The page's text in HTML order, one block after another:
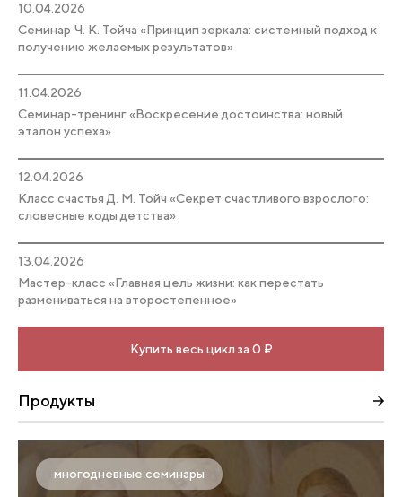
10.04.2026
Семинар Ч. К. Тойча «Принцип зеркала: системный подход к
получению желаемых результатов»
11.04.2026
Семинар-тренинг «Воскресение достоинства: новый
эталон успеха»
12.04.2026
Класс счастья Д. М. Тойч «Секрет счастливого взрослого:
словесные коды детства»
13.04.2026
Мастер-класс «Главная цель жизни: как перестать
размениваться на второстепенное»
Купить весь цикл за 0 ₽
Продукты
многодневные семинары